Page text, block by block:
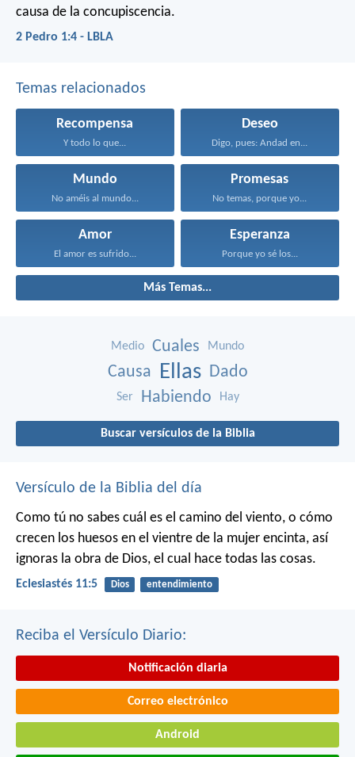
causa de la concupiscencia.
2 Pedro 1:4 - LBLA
Temas relacionados
Recompensa
Y todo lo que...
Deseo
Digo, pues: Andad en...
Mundo
No améis al mundo...
Promesas
No temas, porque yo...
Amor
El amor es sufrido...
Esperanza
Porque yo sé los...
Más Temas...
Medio Cuales Mundo
Causa Ellas Dado
Ser Habiendo Hay
Buscar versículos de la Biblia
Versículo de la Biblia del día
Como tú no sabes cuál es el camino del viento, o cómo
crecen los huesos en el vientre de la mujer encinta, así
ignoras la obra de Dios, el cual hace todas las cosas.
Eclesiastés 11:5 Dios entendimiento
Reciba el Versículo Diario:
Notificación diaria
Correo electrónico
Android